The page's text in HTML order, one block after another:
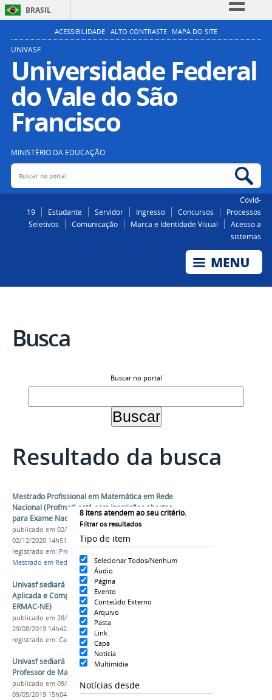
BRASIL
Simplifique!
Participe
Acesso à informação
Legislação
ACESSIBILIDADE ALTO CONTRASTE MAPA DO SITE
UNIVASF
Universidade Federal
do Vale do São
Francisco
MINISTÉRIO DA EDUCAÇÃO
Buscar no portal
Covid-
19
Estudante Servidor Ingresso Concursos
Processos
Seletivos
Comunicação Marca e Identidade Visual
Acesso a
sistemas
Busca
Buscar no portal
Resultado da busca
8 itens atendem ao seu critério.
Filtrar os resultados
Tipo de item
Selecionar Todos/Nenhum
Áudio
Página
Evento
Conteúdo Externo
Arquivo
Pasta
Link
Capa
Notícia
Multimídia
Notícias desde
Mestrado Profissional em Matemática em Rede
Nacional (Profmat) está com inscrições abertas
para Exame Nacional de Acesso 2021
publicado em 02/12/2020—última modificação
02/12/2020 14h51
registrado em: Profmat
Mestrado em Rede
Matemática,Seleção
Univasf sediará I Encontro de Matemática
Aplicada e Computacional da Região Nordeste (I
ERMAC-NE)
publicado em 28/08/2019 — última modificação
29/08/2019 14h42
registrado em: Campus Juazeiro
Univasf sediará o III Simpósio da Formação do
Professor de Matemática da Região Nordeste
publicado em 09/05/2019—última modificação
09/05/2019 15h04